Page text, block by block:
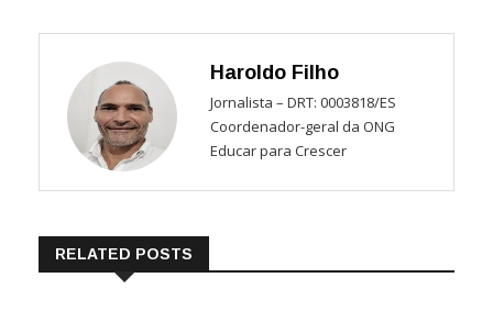
Haroldo Filho
Jornalista – DRT: 0003818/ES
Coordenador-geral da ONG
Educar para Crescer
RELATED POSTS